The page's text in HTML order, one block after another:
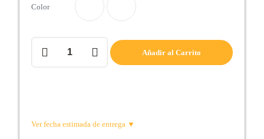
Color
Gran
Añadir al Carrito
Ver fecha estimada de entrega ▼